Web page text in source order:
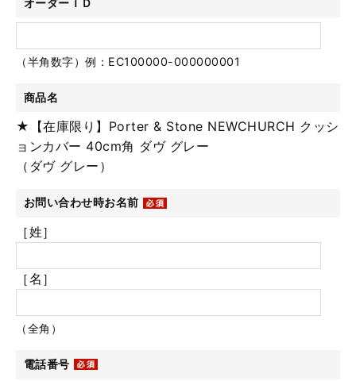
オーダーＩＤ
（半角数字）例：EC100000-000000001
商品名
★【在庫限り】Porter & Stone NEWCHURCH クッシ
ョンカバー 40cm角 ダヴ グレー
（ダヴ グレー）
お問い合わせ時お名前
［姓］
［名］
（全角）
電話番号